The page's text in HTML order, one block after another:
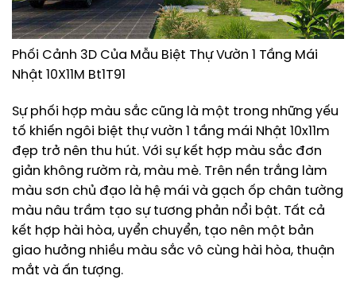
Phối Cảnh 3D Của Mẫu Biệt Thự Vườn 1 Tầng Mái
Nhật 10X11M Bt1T91
Sự phối hợp màu sắc cũng là một trong những yếu
tố khiến ngôi biệt thự vườn 1 tầng mái Nhật 10x11m
đẹp trở nên thu hút. Với sự kết hợp màu sắc đơn
giản không rườm rà, màu mè. Trên nền trắng làm
màu sơn chủ đạo là hệ mái và gạch ốp chân tường
màu nâu trầm tạo sự tương phản nổi bật. Tất cả
kết hợp hài hòa, uyển chuyển, tạo nên một bản
giao hưởng nhiều màu sắc vô cùng hài hòa, thuận
mắt và ấn tượng.